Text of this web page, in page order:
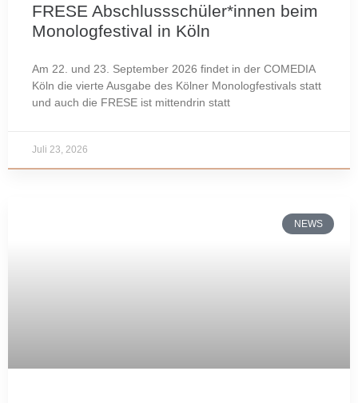
FRESE Abschlussschüler*innen beim
Monologfestival in Köln
Am 22. und 23. September 2026 findet in der COMEDIA
Köln die vierte Ausgabe des Kölner Monologfestivals statt
und auch die FRESE ist mittendrin statt
Juli 23, 2026
NEWS